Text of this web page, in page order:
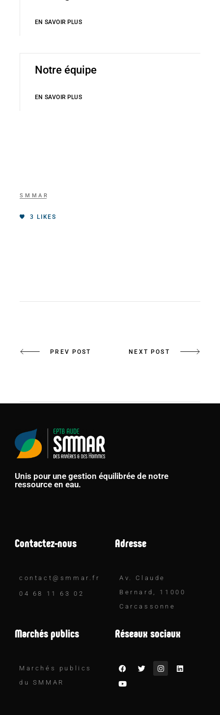
EN SAVOIR PLUS
Notre équipe
EN SAVOIR PLUS
SMMAR
3 LIKES
PREV POST NEXT POST
Unis pour une gestion équilibrée de notre
ressource en eau.
Contactez-nous
contact@smmar.fr
04 68 11 63 02
Adresse
Av. Claude
Bernard, 11000
Carcassonne
Marchés publics
Marchés publics
du SMMAR
Réseaux sociaux